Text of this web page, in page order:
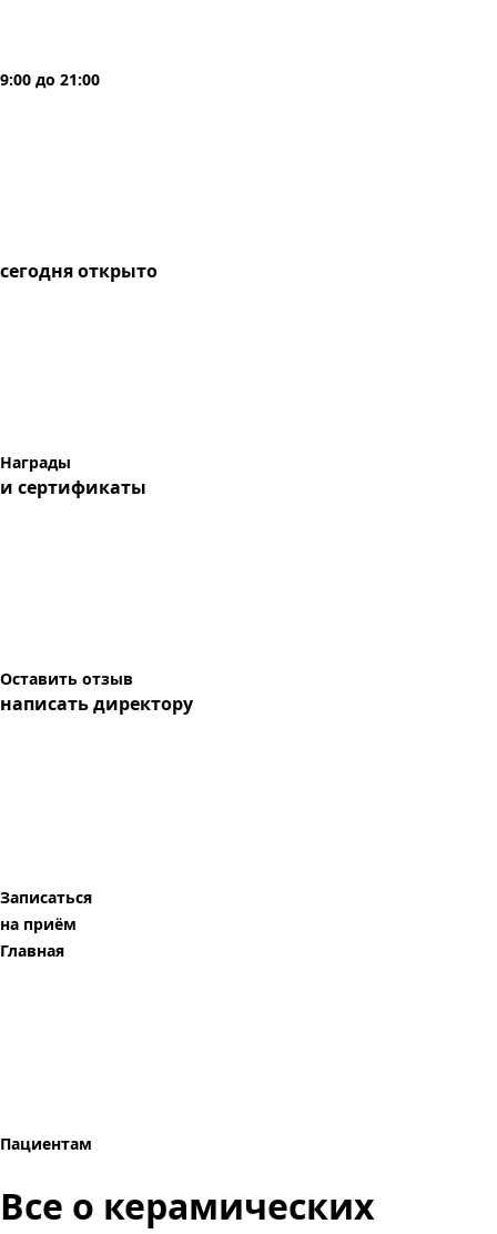
9:00 до 21:00
сегодняоткрыто
Награды
и сертификаты
Оставить отзыв
написать директору
Записаться
на приём
Главная
Пациентам
Все о керамических